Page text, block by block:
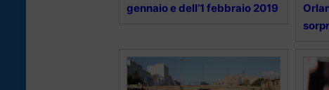
gennaio e dell’1 febbraio 2019